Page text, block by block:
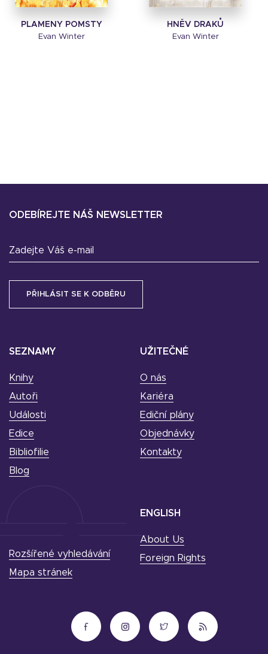
PLAMENY POMSTY
Evan Winter
HNĚV DRAKŮ
Evan Winter
SEZNAMY
Knihy
Autoři
Události
Edice
Bibliofilie
Blog
UŽITEČNÉ
O nás
Kariéra
Ediční plány
Objednávky
Kontakty
ODEBÍREJTE NÁŠ NEWSLETTER
Zadejte Váš e-mail
ENGLISH
About Us
Foreign Rights
Rozšířené vyhledávání
Mapa stránek